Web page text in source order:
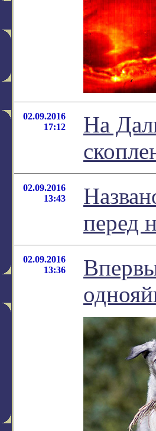
02.09.2016
17:12
На
02.09.2016
13:43
перед
02.09.2016
13:36